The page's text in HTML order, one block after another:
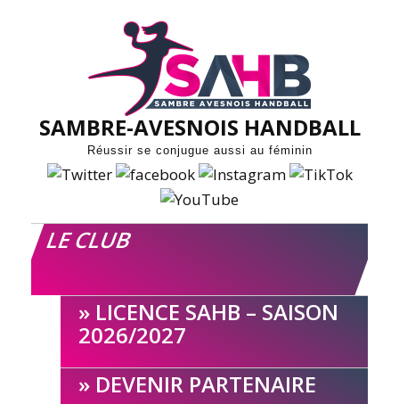
SAMBRE-AVESNOIS HANDBALL
Réussir se conjugue aussi au féminin
LE CLUB
LICENCE SAHB – SAISON
2026/2027
DEVENIR PARTENAIRE